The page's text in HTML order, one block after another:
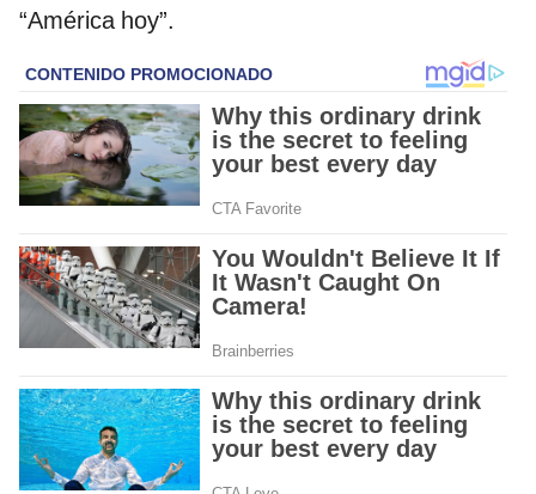
“América hoy”.